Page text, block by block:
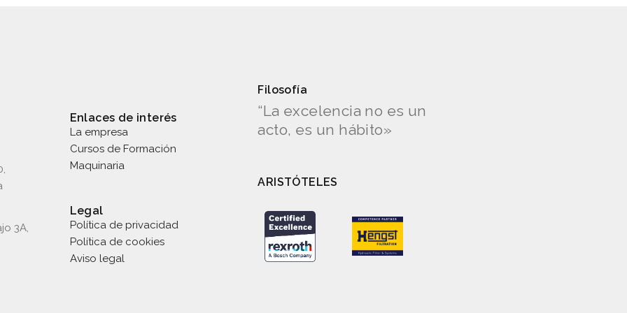
3A,
Enlaces de interés
La empresa
Cursos de Formación
Maquinaria
Legal
Política de privacidad
Política de cookies
Aviso legal
Filosofía
“La excelencia no es un
acto, es un hábito»
ARISTÓTELES